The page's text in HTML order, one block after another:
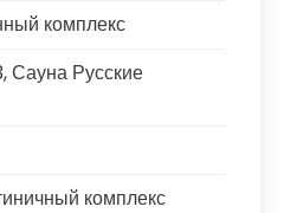
комплекс
Сауна Русские
комплекс